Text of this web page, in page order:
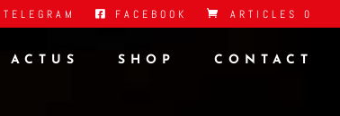
TELEGRAM FACEBOOK ARTICLES 0
ACTUS SHOP CONTACT